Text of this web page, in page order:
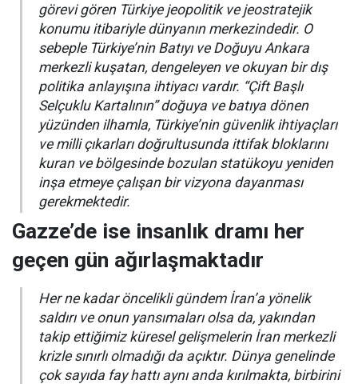
görevi gören Türkiye jeopolitik ve jeostratejik
konumu itibariyle dünyanın merkezindedir. O
sebeple Türkiye’nin Batıyı ve Doğuyu Ankara
merkezli kuşatan, dengeleyen ve okuyan bir dış
politika anlayışına ihtiyacı vardır. “Çift Başlı
Selçuklu Kartalının” doğuya ve batıya dönen
yüzünden ilhamla, Türkiye’nin güvenlik ihtiyaçları
ve milli çıkarları doğrultusunda ittifak bloklarını
kuran ve bölgesinde bozulan statükoyu yeniden
inşa etmeye çalışan bir vizyona dayanması
gerekmektedir.
Gazze’de ise insanlık dramı her
geçen gün ağırlaşmaktadır
Her ne kadar öncelikli gündem İran’a yönelik
saldırı ve onun yansımaları olsa da, yakından
takip ettiğimiz küresel gelişmelerin İran merkezli
krizle sınırlı olmadığı da açıktır. Dünya genelinde
çok sayıda fay hattı aynı anda kırılmakta, birbirini